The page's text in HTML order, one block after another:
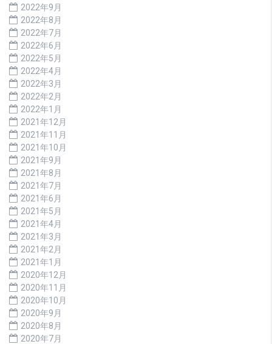
2022年9月
2022年8月
2022年7月
2022年6月
2022年5月
2022年4月
2022年3月
2022年2月
2022年1月
2021年12月
2021年11月
2021年10月
2021年9月
2021年8月
2021年7月
2021年6月
2021年5月
2021年4月
2021年3月
2021年2月
2021年1月
2020年12月
2020年11月
2020年10月
2020年9月
2020年8月
2020年7月